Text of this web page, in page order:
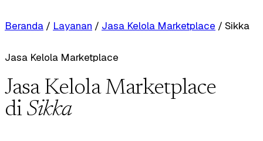
Beranda / Layanan / Jasa Kelola Marketplace / Sikka
Jasa Kelola Marketplace
Jasa Kelola Marketplace
di Sikka